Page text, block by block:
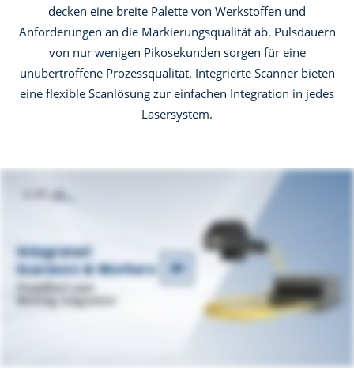
decken eine breite Palette von Werkstoffen und
Anforderungen an die Markierungsqualität ab. Pulsdauern
von nur wenigen Pikosekunden sorgen für eine
unübertroffene Prozessqualität. Integrierte Scanner bieten
eine flexible Scanlösung zur einfachen Integration in jedes
Lasersystem.